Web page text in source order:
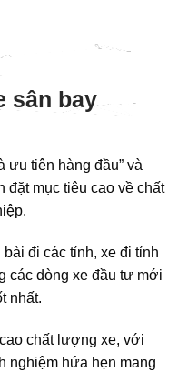
sân bay
ưu tiên hàng đầu” và
đặt mục tiêu cao về chất
đi các tỉnh, xe đi tỉnh
các dòng xe đầu tư mới
nhất.
chất lượng xe, với
nghiệm hứa hẹn mang